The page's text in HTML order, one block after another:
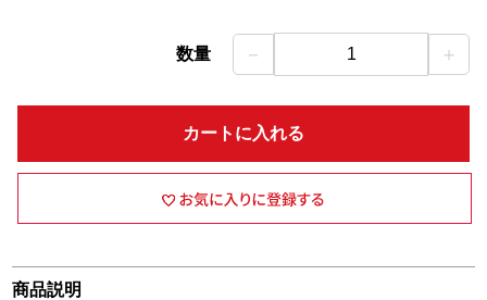
数量 － 1 ＋
カートに入れる
商品説明